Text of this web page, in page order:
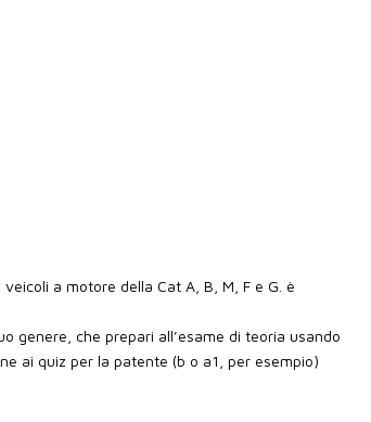
a motore della Cat A, B, M, F e G. è
genere, che prepari all’esame di teoria usando
ai quiz per la patente (b o a1, per esempio)